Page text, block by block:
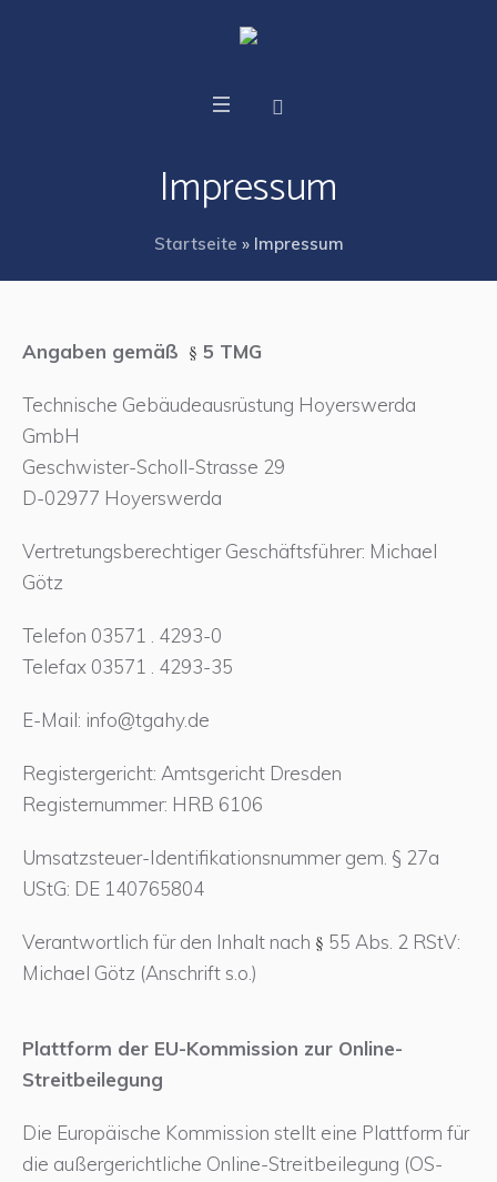
Impressum
Startseite » Impressum
Angaben gemäß § 5 TMG
Technische Gebäudeausrüstung Hoyerswerda
GmbH
Geschwister-Scholl-Strasse 29
D-02977 Hoyerswerda
Vertretungsberechtiger Geschäftsführer: Michael
Götz
Telefon 03571 . 4293-0
Telefax 03571 . 4293-35
E-Mail: info@tgahy.de
Registergericht: Amtsgericht Dresden
Registernummer: HRB 6106
Umsatzsteuer-Identifikationsnummer gem. § 27a
UStG: DE 140765804
Verantwortlich für den Inhalt nach § 55 Abs. 2 RStV:
Michael Götz (Anschrift s.o.)
Plattform der EU-Kommission zur Online-
Streitbeilegung
Die Europäische Kommission stellt eine Plattform für
die außergerichtliche Online-Streitbeilegung (OS-